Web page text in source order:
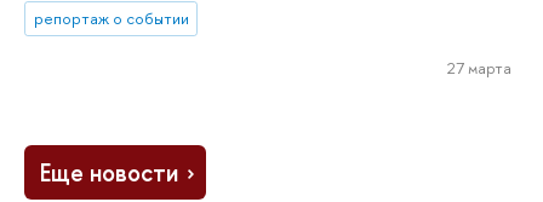
репортаж о событии
27 марта
Еще новости